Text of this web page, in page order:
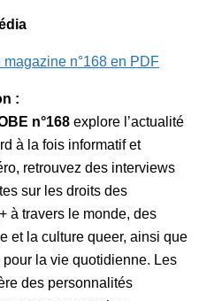
magazine n°168 en PDF
:
n°168 explore l’actualité
à la fois informatif et
retrouvez des interviews
sur les droits des
à travers le monde, des
et la culture queer, ainsi que
la vie quotidienne. Les
des personnalités